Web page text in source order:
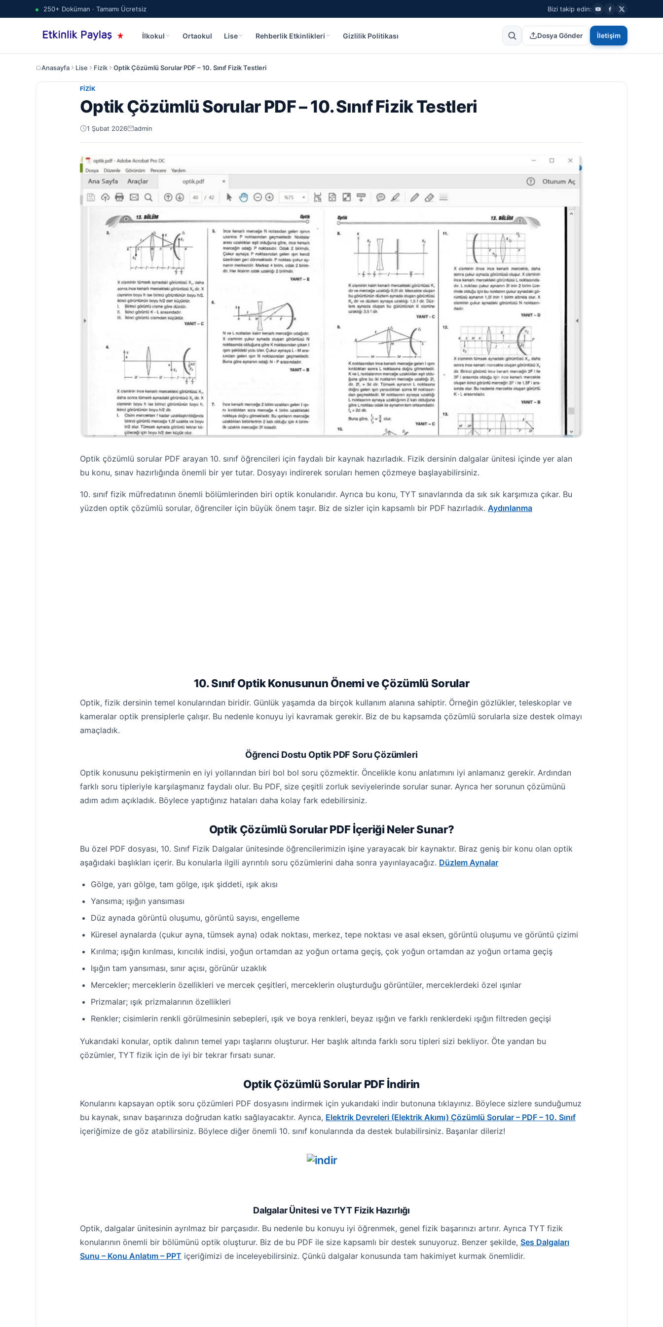
250+ Doküman · Tamamı Ücretsiz Bizi takip edin:
İlkokul Ortaokul Lise Rehberlik Etkinlikleri Gizlilik Politikası Dosya Gönder İletişim
Anasayfa Lise Fizik Optik Çözümlü Sorular PDF – 10. Sınıf Fizik Testleri
FIZIK
Optik Çözümlü Sorular PDF – 10. Sınıf Fizik Testleri
1 Şubat 2026 admin
Optik çözümlü sorular PDF arayan 10. sınıf öğrencileri için faydalı bir kaynak hazırladık. Fizik dersinin dalgalar ünitesi içinde yer alan
bu konu, sınav hazırlığında önemli bir yer tutar. Dosyayı indirerek soruları hemen çözmeye başlayabilirsiniz.
10. sınıf fizik müfredatının önemli bölümlerinden biri optik konularıdır. Ayrıca bu konu, TYT sınavlarında da sık sık karşımıza çıkar. Bu
yüzden optik çözümlü sorular, öğrenciler için büyük önem taşır. Biz de sizler için kapsamlı bir PDF hazırladık. Aydınlanma
10. Sınıf Optik Konusunun Önemi ve Çözümlü Sorular
Optik, fizik dersinin temel konularından biridir. Günlük yaşamda da birçok kullanım alanına sahiptir. Örneğin gözlükler, teleskoplar ve
kameralar optik prensiplerle çalışır. Bu nedenle konuyu iyi kavramak gerekir. Biz de bu kapsamda çözümlü sorularla size destek olmayı
amaçladık.
Öğrenci Dostu Optik PDF Soru Çözümleri
Optik konusunu pekiştirmenin en iyi yollarından biri bol bol soru çözmektir. Öncelikle konu anlatımını iyi anlamanız gerekir. Ardından
farklı soru tipleriyle karşılaşmanız faydalı olur. Bu PDF, size çeşitli zorluk seviyelerinde sorular sunar. Ayrıca her sorunun çözümünü
adım adım açıkladık. Böylece yaptığınız hataları daha kolay fark edebilirsiniz.
Optik Çözümlü Sorular PDF İçeriği Neler Sunar?
Bu özel PDF dosyası, 10. Sınıf Fizik Dalgalar ünitesinde öğrencilerimizin işine yarayacak bir kaynaktır. Biraz geniş bir konu olan optik
aşağıdaki başlıkları içerir. Bu konularla ilgili ayrıntılı soru çözümlerini daha sonra yayınlayacağız. Düzlem Aynalar
Gölge, yarı gölge, tam gölge, ışık şiddeti, ışık akısı
Yansıma; ışığın yansıması
Düz aynada görüntü oluşumu, görüntü sayısı, engelleme
Küresel aynalarda (çukur ayna, tümsek ayna) odak noktası, merkez, tepe noktası ve asal eksen, görüntü oluşumu ve görüntü çizimi
Kırılma; ışığın kırılması, kırıcılık indisi, yoğun ortamdan az yoğun ortama geçiş, çok yoğun ortamdan az yoğun ortama geçiş
Işığın tam yansıması, sınır açısı, görünür uzaklık
Mercekler; merceklerin özellikleri ve mercek çeşitleri, merceklerin oluşturduğu görüntüler, merceklerdeki özel ışınlar
Prizmalar; ışık prizmalarının özellikleri
Renkler; cisimlerin renkli görülmesinin sebepleri, ışık ve boya renkleri, beyaz ışığın ve farklı renklerdeki ışığın filtreden geçişi
Yukarıdaki konular, optik dalının temel yapı taşlarını oluşturur. Her başlık altında farklı soru tipleri sizi bekliyor. Öte yandan bu
çözümler, TYT fizik için de iyi bir tekrar fırsatı sunar.
Optik Çözümlü Sorular PDF İndirin
Konularını kapsayan optik soru çözümleri PDF dosyasını indirmek için yukarıdaki indir butonuna tıklayınız. Böylece sizlere sunduğumuz
bu kaynak, sınav başarınıza doğrudan katkı sağlayacaktır. Ayrıca, Elektrik Devreleri (Elektrik Akımı) Çözümlü Sorular – PDF – 10. Sınıf
içeriğimize de göz atabilirsiniz. Böylece diğer önemli 10. sınıf konularında da destek bulabilirsiniz. Başarılar dileriz!
Dalgalar Ünitesi ve TYT Fizik Hazırlığı
Optik, dalgalar ünitesinin ayrılmaz bir parçasıdır. Bu nedenle bu konuyu iyi öğrenmek, genel fizik başarınızı artırır. Ayrıca TYT fizik
konularının önemli bir bölümünü optik oluşturur. Biz de bu PDF ile size kapsamlı bir destek sunuyoruz. Benzer şekilde, Ses Dalgaları
Sunu – Konu Anlatım – PPT içeriğimizi de inceleyebilirsiniz. Çünkü dalgalar konusunda tam hakimiyet kurmak önemlidir.